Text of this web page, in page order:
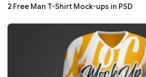
2 Free Man T-Shirt Mock-ups in PSD